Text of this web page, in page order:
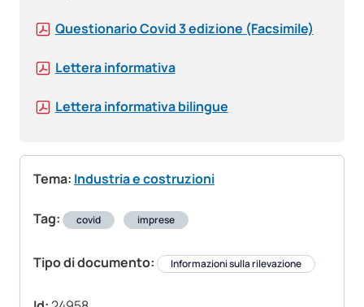
Questionario Covid 3 edizione (Facsimile)
Lettera informativa
Lettera informativa bilingue
Tema: Industria e costruzioni
Tag: covid imprese
Tipo di documento: Informazioni sulla rilevazione